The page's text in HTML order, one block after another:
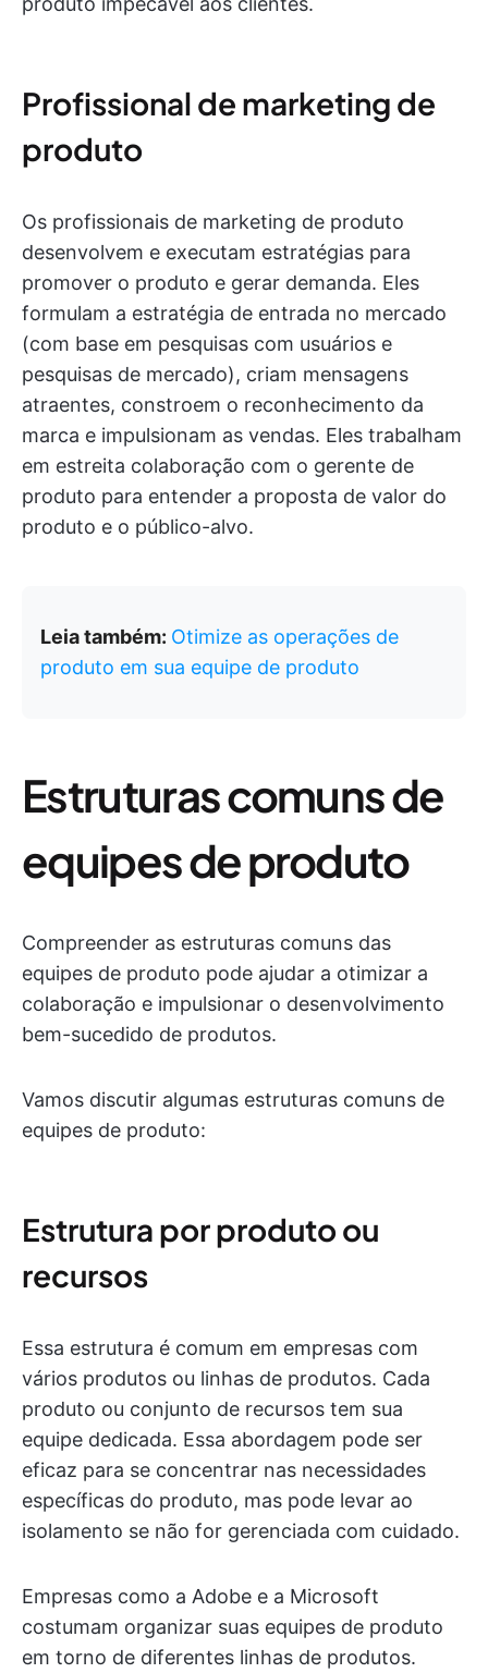
Profissional de marketing de
produto
Os profissionais de marketing de produto
desenvolvem e executam estratégias para
promover o produto e gerar demanda. Eles
formulam a estratégia de entrada no mercado
(com base em pesquisas com usuários e
pesquisas de mercado), criam mensagens
atraentes, constroem o reconhecimento da
marca e impulsionam as vendas. Eles trabalham
em estreita colaboração com o gerente de
produto para entender a proposta de valor do
produto e o público-alvo.
Leia também: Otimize as operações de
produto em sua equipe de produto
Estruturas comuns de
equipes de produto
Compreender as estruturas comuns das
equipes de produto pode ajudar a otimizar a
colaboração e impulsionar o desenvolvimento
bem-sucedido de produtos.
Vamos discutir algumas estruturas comuns de
equipes de produto:
Estrutura por produto ou
recursos
Essa estrutura é comum em empresas com
vários produtos ou linhas de produtos. Cada
produto ou conjunto de recursos tem sua
equipe dedicada. Essa abordagem pode ser
eficaz para se concentrar nas necessidades
específicas do produto, mas pode levar ao
isolamento se não for gerenciada com cuidado.
Empresas como a Adobe e a Microsoft
costumam organizar suas equipes de produto
em torno de diferentes linhas de produtos.